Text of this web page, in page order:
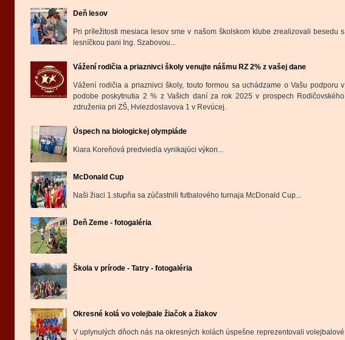
Deň lesov
Pri príležitosti mesiaca lesov sme v našom školskom klube zrealizovali besedu s
lesníčkou pani Ing. Szabovou...
Vážení rodičia a priaznivci školy venujte nášmu RZ 2% z vašej dane
Vážení rodičia a priaznivci školy, touto formou sa uchádzame o Vašu podporu v
podobe poskytnutia 2 % z Vašich daní za rok 2025 v prospech Rodičovského
združenia pri ZŠ, Hviezdoslavova 1 v Revúcej.
Úspech na biologickej olympiáde
Kiara Koreňová predviedla vynikajúci výkon...
McDonald Cup
Naši žiaci 1.stupňa sa zúčastnili futbalového turnaja McDonald Cup...
Deň Zeme - fotogaléria
Škola v prírode - Tatry - fotogaléria
Okresné kolá vo volejbale žiačok a žiakov
V uplynulých dňoch nás na okresných kolách úspešne reprezentovali volejbalové